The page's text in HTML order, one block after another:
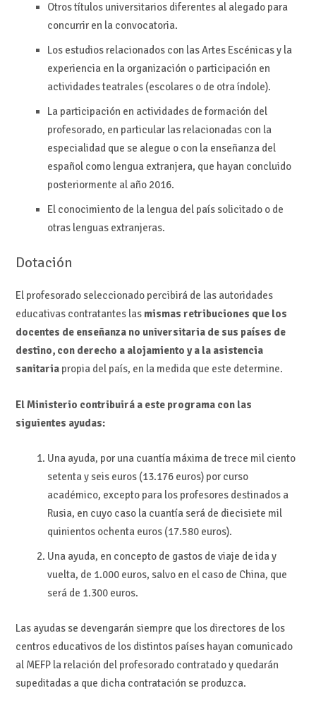
Otros títulos universitarios diferentes al alegado para
concurrir en la convocatoria.
Los estudios relacionados con las Artes Escénicas y la
experiencia en la organización o participación en
actividades teatrales (escolares o de otra índole).
La participación en actividades de formación del
profesorado, en particular las relacionadas con la
especialidad que se alegue o con la enseñanza del
español como lengua extranjera, que hayan concluido
posteriormente al año 2016.
El conocimiento de la lengua del país solicitado o de
otras lenguas extranjeras.
Dotación
El profesorado seleccionado percibirá de las autoridades
educativas contratantes las mismas retribuciones que los
docentes de enseñanza no universitaria de sus países de
destino, con derecho a alojamiento y a la asistencia
sanitariapropia del país, en la medida que este determine.
El Ministerio contribuirá a este programa con las
siguientes ayudas:
Una ayuda, por una cuantía máxima de trece mil ciento
setenta y seis euros (13.176 euros) por curso
académico, excepto para los profesores destinados a
Rusia, en cuyo caso la cuantía será de diecisiete mil
quinientos ochenta euros (17.580 euros).
Una ayuda, en concepto de gastos de viaje de ida y
vuelta, de 1.000 euros, salvo en el caso de China, que
será de 1.300 euros.
Las ayudas se devengarán siempre que los directores de los
centros educativos de los distintos países hayan comunicado
al MEFP la relación del profesorado contratado y quedarán
supeditadas a que dicha contratación se produzca.